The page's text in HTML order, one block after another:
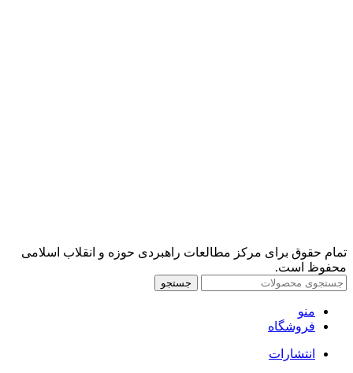
تمام حقوق برای مرکز مطالعات راهبردی حوزه و انقلاب اسلامی
محفوظ است.
جستجو
منو
فروشگاه
انتشارات